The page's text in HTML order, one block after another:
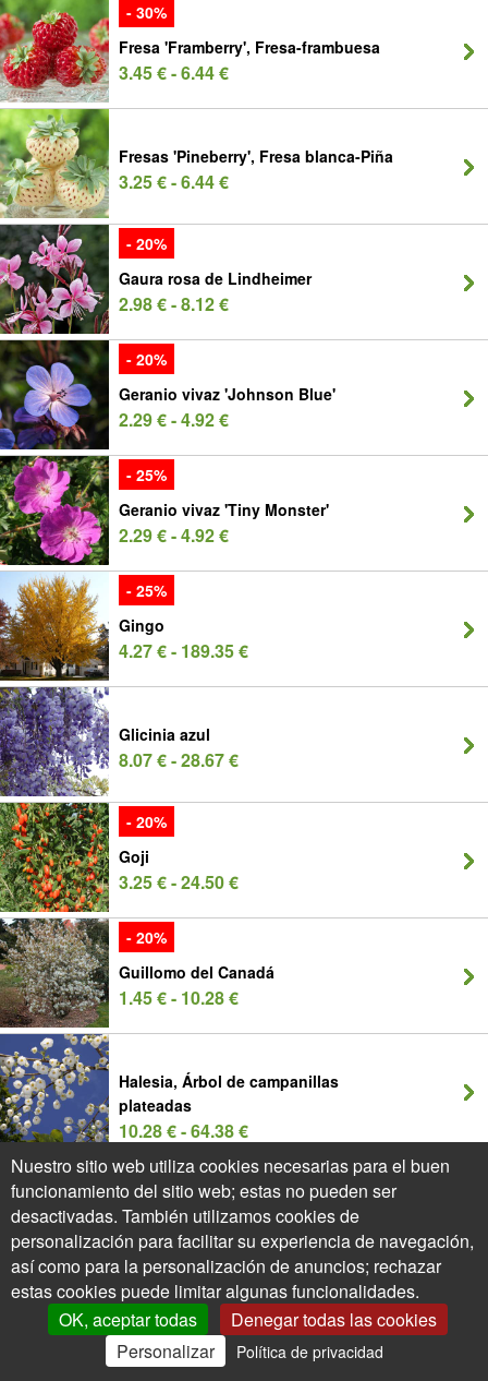
- 30%
Fresa 'Framberry', Fresa-frambuesa
3.45 € - 6.44 €
Fresas 'Pineberry', Fresa blanca-Piña
3.25 € - 6.44 €
- 20%
Gaura rosa de Lindheimer
2.98 € - 8.12 €
- 20%
Geranio vivaz 'Johnson Blue'
2.29 € - 4.92 €
- 25%
Geranio vivaz 'Tiny Monster'
2.29 € - 4.92 €
- 25%
Gingo
4.27 € - 189.35 €
Glicinia azul
8.07 € - 28.67 €
- 20%
Goji
3.25 € - 24.50 €
- 20%
Guillomo del Canadá
1.45 € - 10.28 €
Halesia, Árbol de campanillas
plateadas
10.28 € - 64.38 €
Heuchera 'Berry smoothie'
5.36 € - 7.04 €
Heuchera 'Citronnelle'
6.98 € - 9.20 €
Mi Cuenta Ofertas Cesta
Nuestro sitio web utiliza cookies necesarias para el buen
funcionamiento del sitio web; estas no pueden ser
desactivadas. También utilizamos cookies de
personalización para facilitar su experiencia de navegación,
así como para la personalización de anuncios; rechazar
estas cookies puede limitar algunas funcionalidades.
OK, aceptar todas
Denegar todas las cookies
Personalizar
Política de privacidad